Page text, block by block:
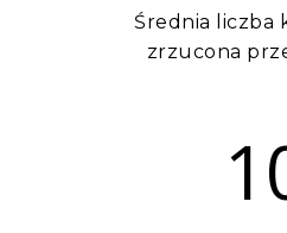
Średnia liczba
zrzucona